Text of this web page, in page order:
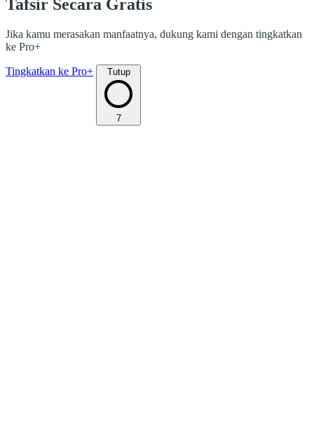
Tafsir Secara Gratis
Jika kamu merasakan manfaatnya, dukung kami dengan tingkatkan
ke Pro+
Tingkatkan ke Pro+ Tutup
7